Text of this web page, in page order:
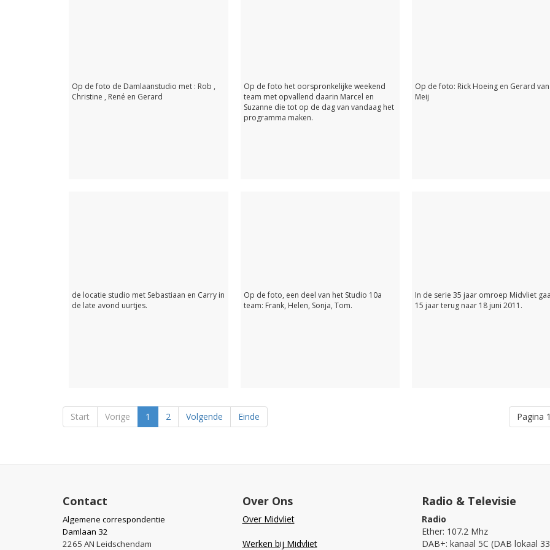
werkpaarden in elke radio studio, een
platenspeler want de CD had nog niet alles
Op de foto de Damlaanstudio met : Rob ,
Christine , René en Gerard
Op de foto het oorspronkelijke weekend
team met opvallend daarin Marcel en
Suzanne die tot op de dag van vandaag het
programma maken.
Op de foto: Rick Hoeing en Gerard
Meij
de locatie studio met Sebastiaan en Carry in
de late avond uurtjes.
Op de foto, een deel van het Studio 10a
team: Frank, Helen, Sonja, Tom.
In de serie 35 jaar omroep Midvliet
15 jaar terug naar 18 juni 2011.
Pagina
Start Vorige 1 2 Volgende Einde
Contact
Algemene correspondentie
Damlaan 32
2265 AN Leidschendam
Over Ons
Over Midvliet
Werken bij Midvliet
Radio & Televisie
Radio
Ether: 107.2 Mhz
DAB+: kanaal 5C (DAB lokaal